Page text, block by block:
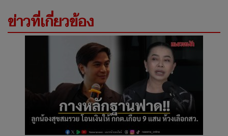
ข่าวที่เกี่ยวข้อง